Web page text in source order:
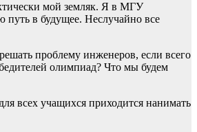
мой земляк. Я в МГУ
путь в будущее. Неслучайно все
проблему инженеров, если всего
олимпиад? Что мы будем
всех учащихся приходится нанимать